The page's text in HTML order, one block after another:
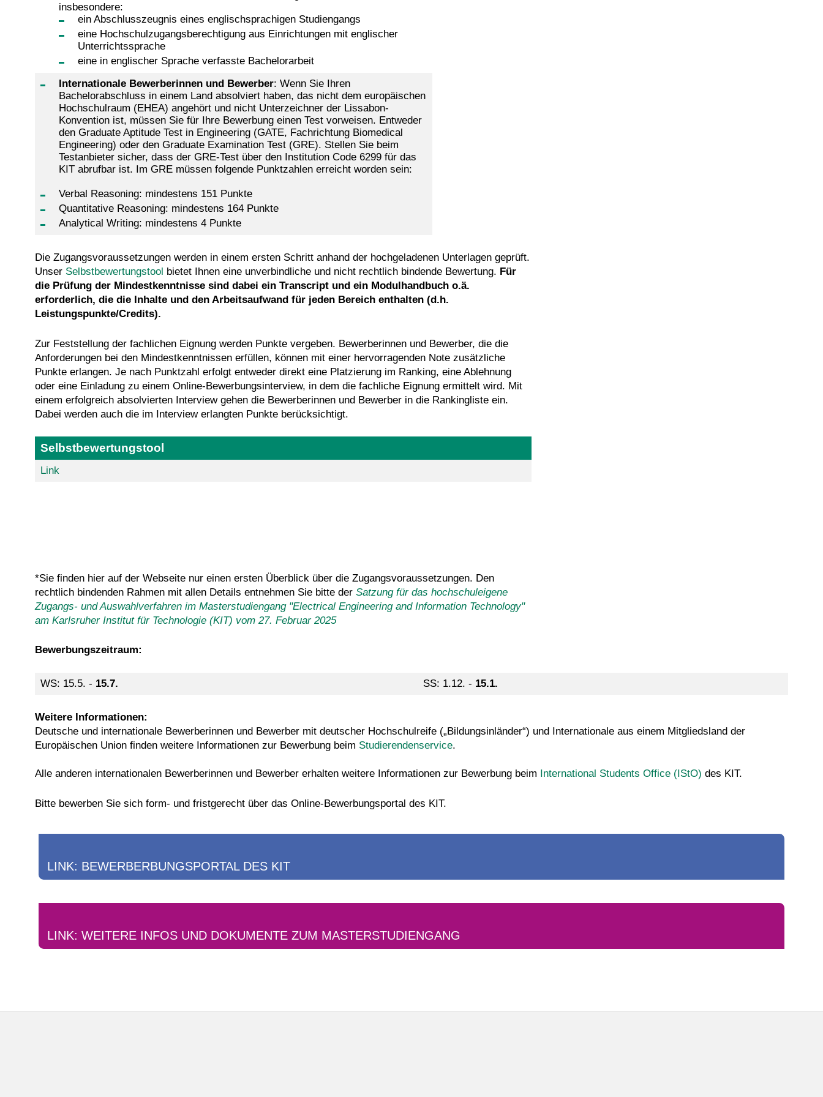
insbesondere:
ein Abschlusszeugnis eines englischsprachigen Studiengangs
eine Hochschulzugangsberechtigung aus Einrichtungen mit englischer
Unterrichtssprache
eine in englischer Sprache verfasste Bachelorarbeit
Internationale Bewerberinnen und Bewerber: Wenn Sie Ihren
Bachelorabschluss in einem Land absolviert haben, das nicht dem europäischen
Hochschulraum (EHEA) angehört und nicht Unterzeichner der Lissabon-
Konvention ist, müssen Sie für Ihre Bewerbung einen Test vorweisen. Entweder
den Graduate Aptitude Test in Engineering (GATE, Fachrichtung Biomedical
Engineering) oder den Graduate Examination Test (GRE). Stellen Sie beim
Testanbieter sicher, dass der GRE-Test über den Institution Code 6299 für das
KIT abrufbar ist. Im GRE müssen folgende Punktzahlen erreicht worden sein:
Verbal Reasoning: mindestens 151 Punkte
Quantitative Reasoning: mindestens 164 Punkte
Analytical Writing: mindestens 4 Punkte
Die Zugangsvoraussetzungen werden in einem ersten Schritt anhand der hochgeladenen Unterlagen geprüft.
Unser Selbstbewertungstool bietet Ihnen eine unverbindliche und nicht rechtlich bindende Bewertung. Für
die Prüfung der Mindestkenntnisse sind dabei ein Transcript und ein Modulhandbuch o.ä.
erforderlich, die die Inhalte und den Arbeitsaufwand für jeden Bereich enthalten (d.h.
Leistungspunkte/Credits).
Zur Feststellung der fachlichen Eignung werden Punkte vergeben. Bewerberinnen und Bewerber, die die
Anforderungen bei den Mindestkenntnissen erfüllen, können mit einer hervorragenden Note zusätzliche
Punkte erlangen. Je nach Punktzahl erfolgt entweder direkt eine Platzierung im Ranking, eine Ablehnung
oder eine Einladung zu einem Online-Bewerbungsinterview, in dem die fachliche Eignung ermittelt wird. Mit
einem erfolgreich absolvierten Interview gehen die Bewerberinnen und Bewerber in die Rankingliste ein.
Dabei werden auch die im Interview erlangten Punkte berücksichtigt.
Selbstbewertungstool
Link
*Sie finden hier auf der Webseite nur einen ersten Überblick über die Zugangsvoraussetzungen. Den
rechtlich bindenden Rahmen mit allen Details entnehmen Sie bitte der Satzung für das hochschuleigene
Zugangs- und Auswahlverfahren im Masterstudiengang "Electrical Engineering and Information Technology"
am Karlsruher Institut für Technologie (KIT) vom 27. Februar 2025
Bewerbungszeitraum:
WS: 15.5. - 15.7. SS: 1.12. - 15.1.
Weitere Informationen:
Deutsche und internationale Bewerberinnen und Bewerber mit deutscher Hochschulreife („Bildungsinländer“) und Internationale aus einem Mitgliedsland der
Europäischen Union finden weitere Informationen zur Bewerbung beim Studierendenservice.
Alle anderen internationalen Bewerberinnen und Bewerber erhalten weitere Informationen zur Bewerbung beim International Students Office (IStO) des KIT.
Bitte bewerben Sie sich form- und fristgerecht über das Online-Bewerbungsportal des KIT.
LINK: BEWERBERBUNGSPORTAL DES KIT
LINK: WEITERE INFOS UND DOKUMENTE ZUM MASTERSTUDIENGANG